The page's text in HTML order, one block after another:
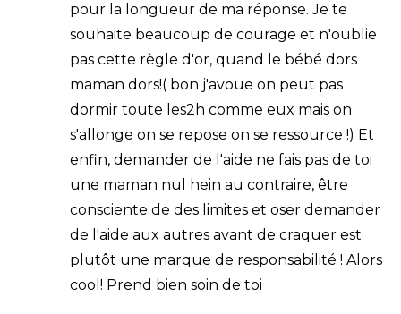
pour la longueur de ma réponse. Je te
souhaite beaucoup de courage et n'oublie
pas cette règle d'or, quand le bébé dors
maman dors!( bon j'avoue on peut pas
dormir toute les2h comme eux mais on
s'allonge on se repose on se ressource !) Et
enfin, demander de l'aide ne fais pas de toi
une maman nul hein au contraire, être
consciente de des limites et oser demander
de l'aide aux autres avant de craquer est
plutôt une marque de responsabilité ! Alors
cool! Prend bien soin de toi